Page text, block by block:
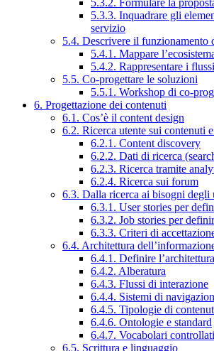
5.3.3. Inquadrare gli
servizio
5.4. Descrivere il funzionamento
5.4.1. Mappare
5.4.2. Rappresentare i
5.5. Co-progettare le soluzioni
5.5.1. Workshop di co-
6. Progettazione dei contenuti
6.1. Cos’è il content design
6.2. Ricerca utente sui contenuti
6.2.1. Content discovery
6.2.2. Dati di ricerca
6.2.3. Ricerca tramite
6.2.4. Ricerca sui forum
6.3. Dalla ricerca ai bisogni degli
6.3.1. User stories per
6.3.2. Job stories per
6.3.3. Criteri di
6.4. Architettura
6.4.1. Definire
6.4.2. Alberatura
6.4.3. Flussi di interazione
6.4.4. Sistemi di
6.4.5. Tipologie di
6.4.6. Ontologie e standard
6.4.7. Vocabolari
6.5. Scrittura e linguaggio